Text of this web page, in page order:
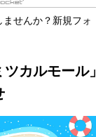
せんか？新規フォ
カルモール」